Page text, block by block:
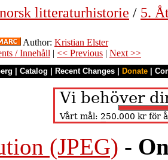
litteraturhistorie / 5.
Author: Kristian Elster
/ Innehåll | << Previous | Next >>
Catalog Recent Changes Donate
(JPEG) -